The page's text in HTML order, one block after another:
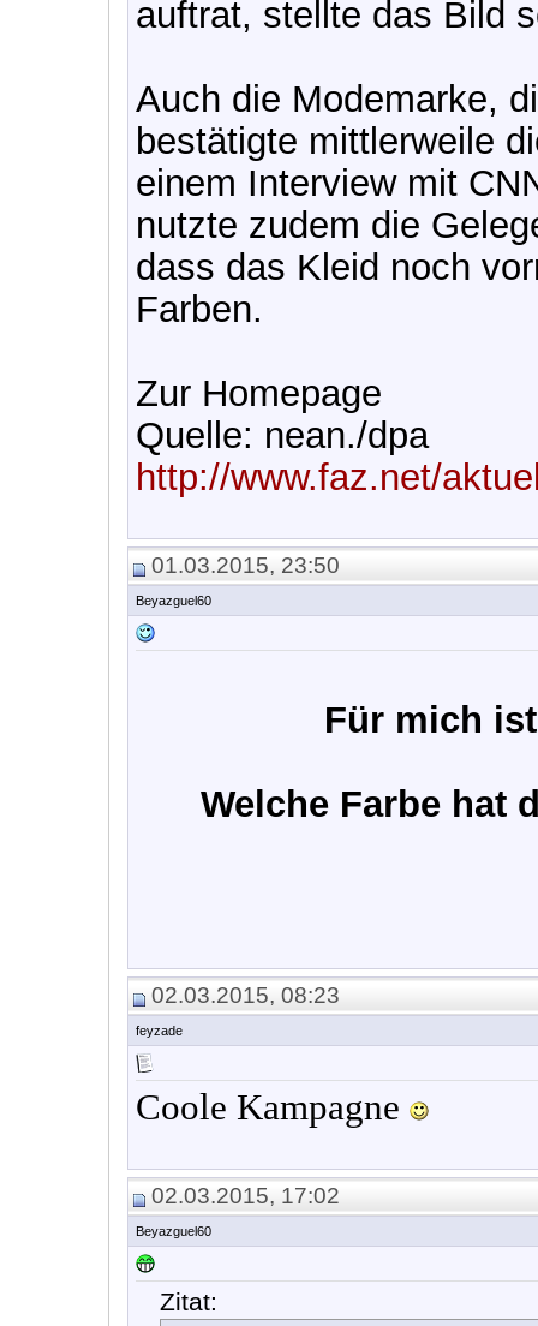
auftrat, stellte das Bild
Auch die Modemarke,
bestätigte mittlerweile
einem Interview mit
nutzte zudem die
dass das Kleid noch
Farben.
Zur Homepage
Quelle: nean./dpa
http://www.faz.net/
01.03.2015, 23:50
Beyazguel60
Für mich
Welche Farbe hat
02.03.2015, 08:23
feyzade
Coole Kampagne
02.03.2015, 17:02
Beyazguel60
Zitat: